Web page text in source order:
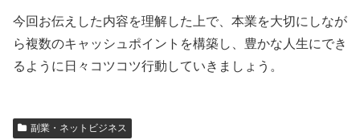
今回お伝えした内容を理解した上で、本業を大切にしなが
ら複数のキャッシュポイントを構築し、豊かな人生にでき
るように日々コツコツ行動していきましょう。
副業・ネットビジネス